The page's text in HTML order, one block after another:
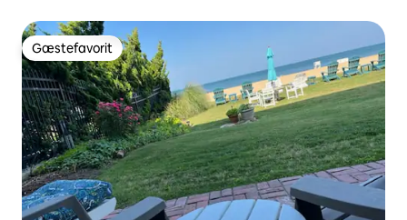
Gæstefavorit
Gæstefavorit